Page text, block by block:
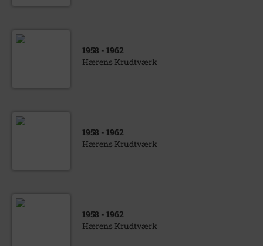
1958 - 1962
Hærens Krudtværk
1958 - 1962
Hærens Krudtværk
1958 - 1962
Hærens Krudtværk